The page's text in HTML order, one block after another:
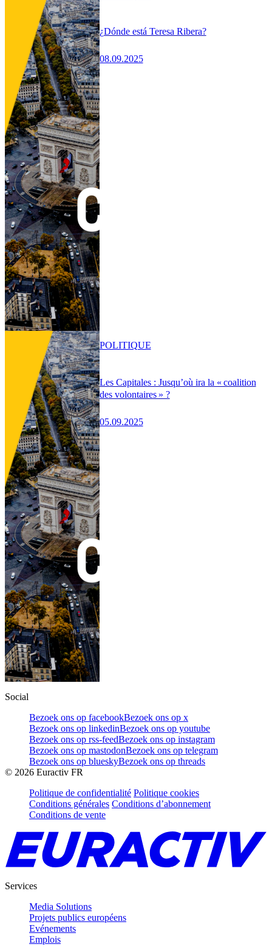
¿Dónde está Teresa Ribera?
08.09.2025
Les Capitales : Jusqu’où ira la « coalition
des volontaires » ?
05.09.2025
POLITIQUE
Social
Bezoek ons op facebookBezoek ons op x
Bezoek ons op linkedinBezoek ons op youtube
Bezoek ons op rss-feedBezoek ons op instagram
Bezoek ons op mastodonBezoek ons op telegram
Bezoek ons op blueskyBezoek ons op threads
© 2026 Euractiv FR
Politique de confidentialité Politique cookies
Conditions générales Conditions d’abonnement
Conditions de vente
Services
Media Solutions
Projets publics européens
Evénements
Emplois